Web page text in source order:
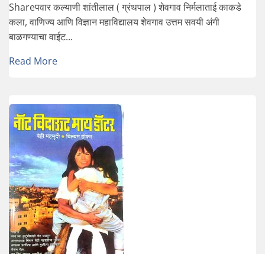
Shareपवार कल्याणी शांतीलाल ( ग्रंथपाल ) शेवगाव निर्मलाताई काकडे
कला, वाणिज्य आणि विज्ञान महाविद्यालय शेवगाव उत्तम सवयी अंगी
बाळगण्याचा वाईट...
Read More